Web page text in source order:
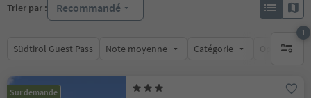
Trier par : Recommandé
Südtirol Guest Pass Note moyenne Catégorie Options de
1
1 filtre
Sur demande